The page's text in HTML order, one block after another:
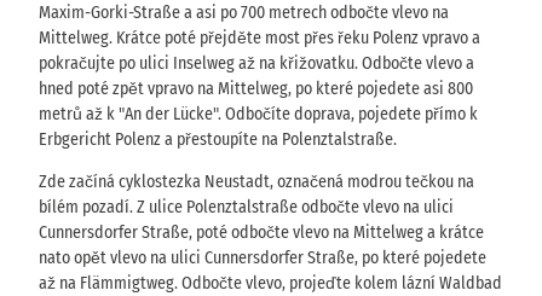
Maxim-Gorki-Straße a asi po 700 metrech odbočte vlevo na
Mittelweg. Krátce poté přejděte most přes řeku Polenz vpravo a
pokračujte po ulici Inselweg až na křižovatku. Odbočte vlevo a
hned poté zpět vpravo na Mittelweg, po které pojedete asi 800
metrů až k "An der Lücke". Odbočíte doprava, pojedete přímo k
Erbgericht Polenz a přestoupíte na Polenztalstraße.
Zde začíná cyklostezka Neustadt, označená modrou tečkou na
bílém pozadí. Z ulice Polenztalstraße odbočte vlevo na ulici
Cunnersdorfer Straße, poté odbočte vlevo na Mittelweg a krátce
nato opět vlevo na ulici Cunnersdorfer Straße, po které pojedete
až na Flämmigtweg. Odbočte vlevo, projeďte kolem lázní Waldbad